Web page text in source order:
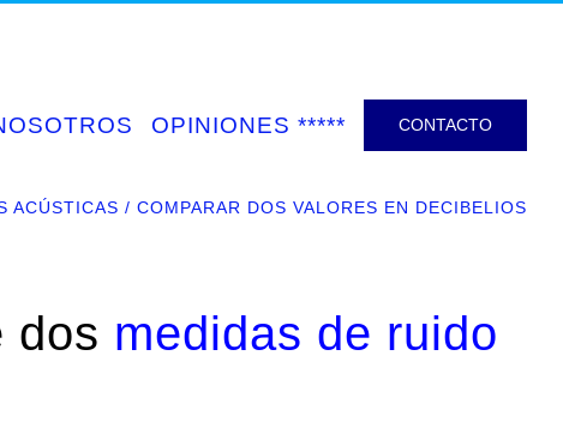
OPINIONES ***** CONTACTO
ACÚSTICAS COMPARAR DOS VALORES EN DECIBELIOS
dos medidas de ruido